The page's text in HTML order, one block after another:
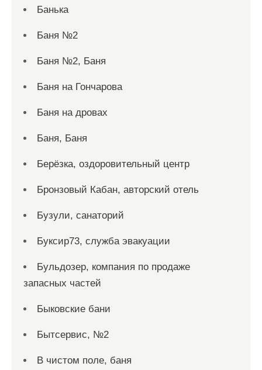
Банька
Баня №2
Баня №2, Баня
Баня на Гончарова
Баня на дровах
Баня, Баня
Берёзка, оздоровительный центр
Бронзовый Кабан, авторский отель
Бузули, санаторий
Буксир73, служба эвакуации
Бульдозер, компания по продаже
запасных частей
Быковские бани
Бытсервис, №2
В чистом поле, баня